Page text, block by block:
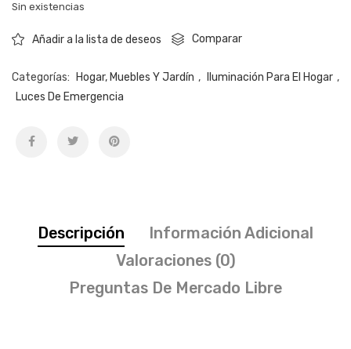
Sin existencias
Añadir a la lista de deseos Comparar
Categorías: Hogar, Muebles Y Jardín , Iluminación Para El Hogar ,
Luces De Emergencia
Descripción
Información Adicional
Valoraciones (0)
Preguntas De Mercado Libre